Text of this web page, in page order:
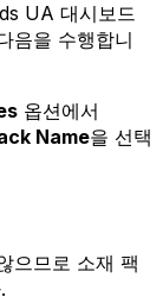
UA 대시보드
음을 수행합니
옵션에서
Name을 선택
으므로 소재 팩